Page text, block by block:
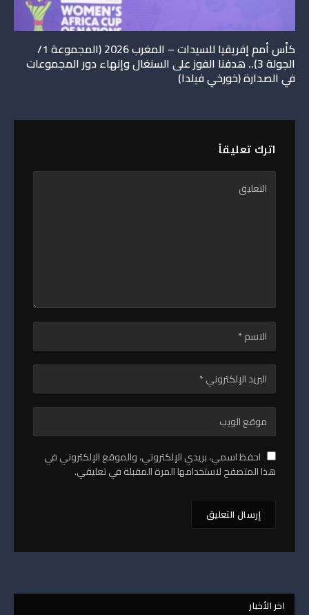
كأس أمم إفريقيا للسيدات – المغرب 2026 (المجموعة 1/
الجولة 3).. هدفنا الفوز على السنغال وإنهاء دور المجموعات
في الصدارة (خورخي فيلدا)
اترك تعليقاً
احفظ اسمي، بريدي الإلكتروني، والموقع الإلكتروني في
هذا المتصفح لاستخدامها المرة المقبلة في تعليقي.
اخر الأخبار